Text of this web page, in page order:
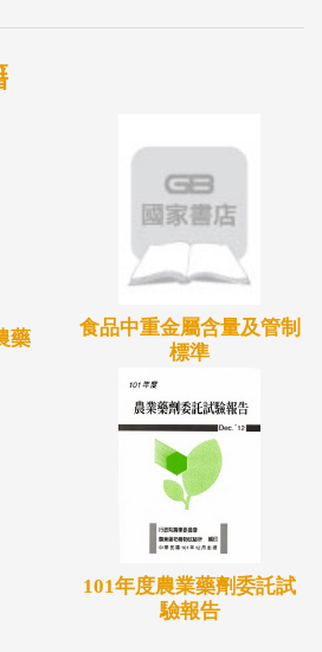
藥
食品中重金屬含量及管制
標準
101年度農業藥劑委託試
驗報告